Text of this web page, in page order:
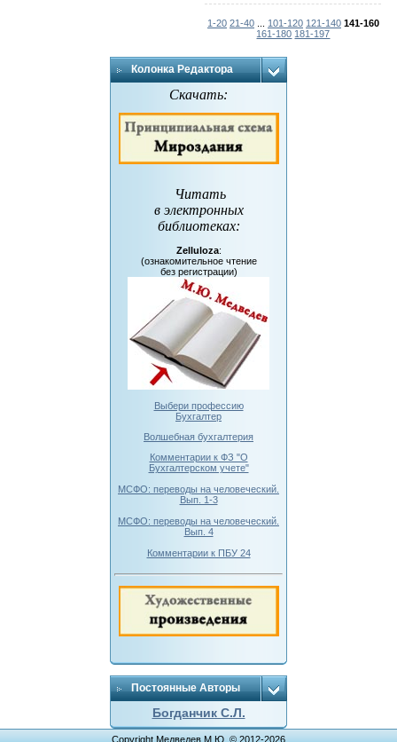
1-20 21-40 101-120 121-140 141-160
161-180 181-197
Колонка Редактора
Скачать:
Читать
в электронных
библиотеках:
Zelluloza:
(ознакомительное чтение
без регистрации)
Выбери профессию
Бухгалтер
Волшебная бухгалтерия
Комментарии к ФЗ "О
Бухгалтерском учете"
МСФО: переводы на человеческий.
Вып. 1-3
МСФО: переводы на человеческий.
Вып. 4
Комментарии к ПБУ 24
Постоянные Авторы
Богданчик С.Л.
Copyright Медведев М.Ю. © 2012-2026